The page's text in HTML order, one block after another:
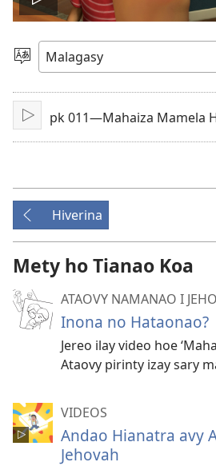
Handefa
video
Hifidy
Fiteny
Handefa
pk 011—Mahaiza Mamela
Hiverina
Mety ho Tianao Koa
ATAOVY NAMANAO I
Inona no Hataonao?
Jereo ilay video hoe
Ataovy pirinty izay sary
VIDEOS
Andao Hianatra avy
Jehovah